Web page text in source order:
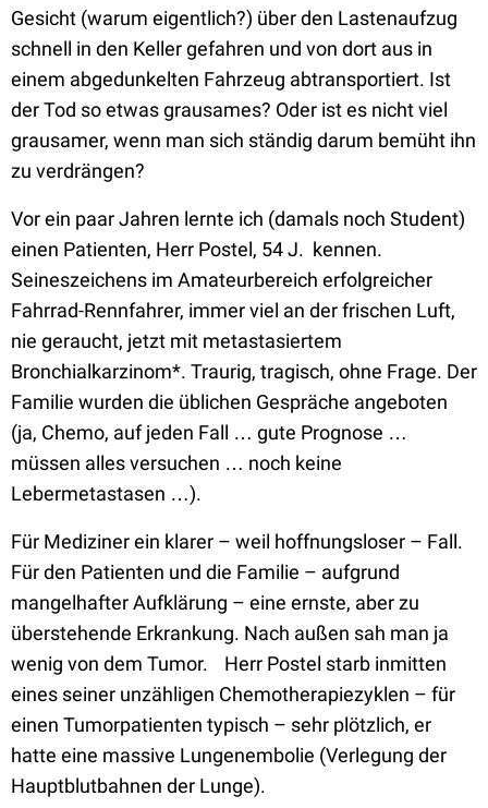
Gesicht (warum eigentlich?) über den Lastenaufzug
schnell in den Keller gefahren und von dort aus in
einem abgedunkelten Fahrzeug abtransportiert. Ist
der Tod so etwas grausames? Oder ist es nicht viel
grausamer, wenn man sich ständig darum bemüht ihn
zu verdrängen?
Vor ein paar Jahren lernte ich (damals noch Student)
einen Patienten, Herr Postel, 54 J. kennen.
Seineszeichens im Amateurbereich erfolgreicher
Fahrrad-Rennfahrer, immer viel an der frischen Luft,
nie geraucht, jetzt mit metastasiertem
Bronchialkarzinom*. Traurig, tragisch, ohne Frage. Der
Familie wurden die üblichen Gespräche angeboten
(ja, Chemo, auf jeden Fall … gute Prognose …
müssen alles versuchen … noch keine
Lebermetastasen …).
Für Mediziner ein klarer – weil hoffnungsloser – Fall.
Für den Patienten und die Familie – aufgrund
mangelhafter Aufklärung – eine ernste, aber zu
überstehende Erkrankung. Nach außen sah man ja
wenig von dem Tumor. Herr Postel starb inmitten
eines seiner unzähligen Chemotherapiezyklen – für
einen Tumorpatienten typisch – sehr plötzlich, er
hatte eine massive Lungenembolie (Verlegung der
Hauptblutbahnen der Lunge).